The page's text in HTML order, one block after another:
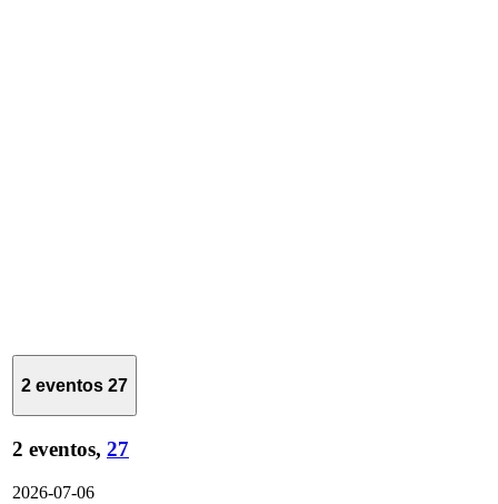
2 eventos 27
2 eventos, 27
2026-07-06